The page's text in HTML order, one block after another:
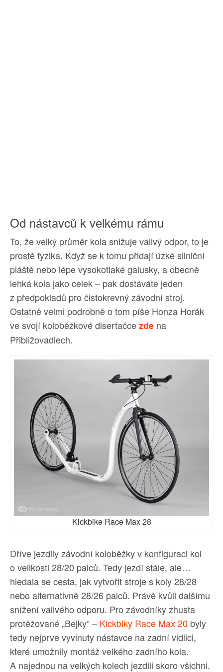
Od nástavců k velkému rámu
To, že velký průměr kola snižuje valivý odpor, to je
prostě fyzika. Když se k tomu přidají úzké silniční
pláště nebo lépe vysokotlaké galusky, a obecně
lehká kola jako celek – pak dostáváte jeden
z předpokladů pro čistokrevný závodní stroj.
Ostatně velmi podrobně o tom píše Honza Horák
ve svojí koloběžkové disertačcezde na
Přibližovadlech.
Kickbike Race Max 28
Dříve jezdily závodní koloběžky v konfiguraci kol
o velikosti 28/20 palců. Tedy jezdí stále, ale…
hledala se cesta, jak vytvořit stroje s koly 28/28
nebo alternativně 28/26 palců. Právě kvůli dalšímu
snížení valivého odporu. Pro závodníky zhusta
protěžované „Bejky“ – Kickbiky Race Max 20 byly
tedy nejprve vyvinuty nástavce na zadní vidlici,
které umožnily montáž velkého zadního kola.
A najednou na velkých kolech jezdili skoro všichni.